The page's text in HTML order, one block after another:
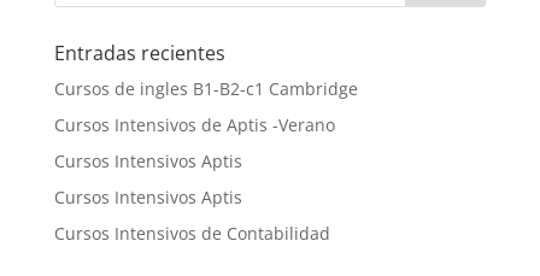
Entradas recientes
Cursos de ingles B1-B2-c1 Cambridge
Cursos Intensivos de Aptis -Verano
Cursos Intensivos Aptis
Cursos Intensivos Aptis
Cursos Intensivos de Contabilidad